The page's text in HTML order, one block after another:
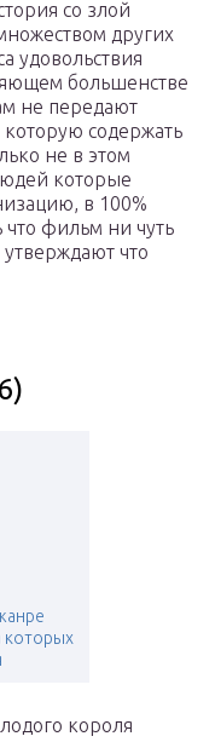
со злой
других
удовольствия
большенстве
не передают
содержать
не в этом
которые
в 100%
что фильм ни чуть
что
которых
короля